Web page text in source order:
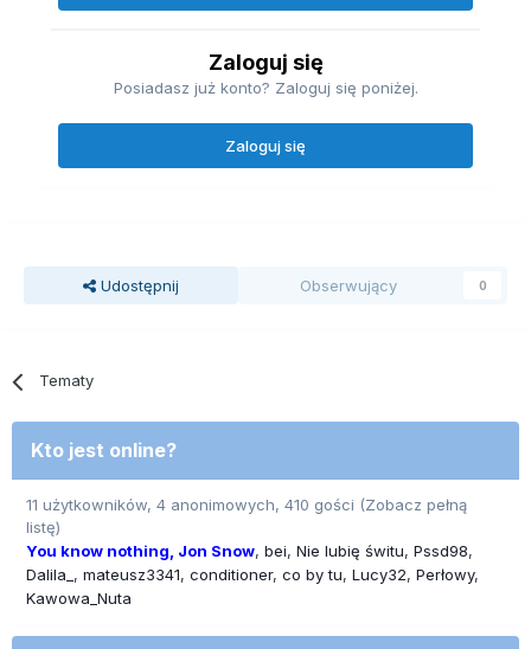
Zaloguj się
Posiadasz już konto? Zaloguj się poniżej.
Zaloguj się
Udostępnij Obserwujący 0
Tematy
Kto jest online?
11 użytkowników, 4 anonimowych, 410 gości (Zobacz pełną
listę)
You know nothing, Jon Snow bei Nie lubię świtu Pssd98
Dalila_
mateusz3341 conditioner co by tu Lucy32 Perłowy
Kawowa_Nuta